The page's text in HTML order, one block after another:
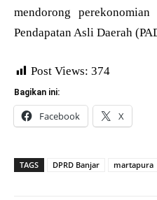
mendorong
Pendapatan Asli Daerah
Post Views: 374
Bagikan ini:
Facebook X
TAGS DPRD Banjar martapura